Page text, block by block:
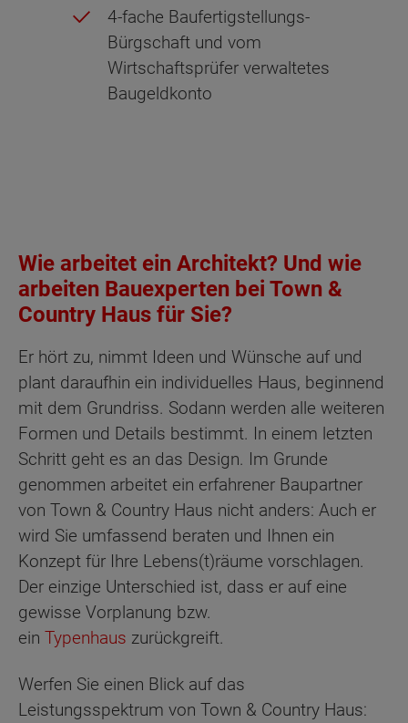
4-fache Baufertigstellungs-
Bürgschaft und vom
Wirtschaftsprüfer verwaltetes
Baugeldkonto
Wie arbeitet ein Architekt? Und wie
arbeiten Bauexperten bei Town &
Country Haus für Sie?
Er hört zu, nimmt Ideen und Wünsche auf und
plant daraufhin ein individuelles Haus, beginnend
mit dem Grundriss. Sodann werden alle weiteren
Formen und Details bestimmt. In einem letzten
Schritt geht es an das Design. Im Grunde
genommen arbeitet ein erfahrener Baupartner
von Town & Country Haus nicht anders: Auch er
wird Sie umfassend beraten und Ihnen ein
Konzept für Ihre Lebens(t)räume vorschlagen.
Der einzige Unterschied ist, dass er auf eine
gewisse Vorplanung bzw.
ein Typenhaus zurückgreift.
Werfen Sie einen Blick auf das
Leistungsspektrum von Town & Country Haus: